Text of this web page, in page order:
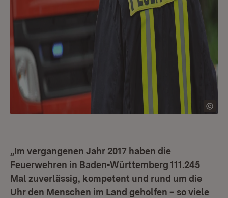
„Im vergangenen Jahr 2017 haben die
Feuerwehren in Baden-Württemberg 111.245
Mal zuverlässig, kompetent und rund um die
Uhr den Menschen im Land geholfen – so viele